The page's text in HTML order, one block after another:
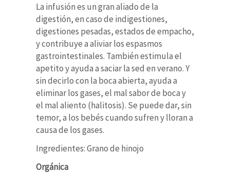
La infusión es un gran aliado de la
digestión, en caso de indigestiones,
digestiones pesadas, estados de empacho,
y contribuye a aliviar los espasmos
gastrointestinales. También estimula el
apetito y ayuda a saciar la sed en verano. Y
sin decirlo con la boca abierta, ayuda a
eliminar los gases, el mal sabor de boca y
el mal aliento (halitosis). Se puede dar, sin
temor, a los bebés cuando sufren y lloran a
causa de los gases.
Ingredientes: Grano de hinojo
Orgánica